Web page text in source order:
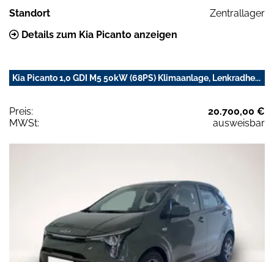
Standort
Zentrallager
Details zum Kia Picanto anzeigen
Kia Picanto 1,0 GDI M5 50kW (68PS) Klimaanlage, Lenkradhe...
Preis:
20.700,00 €
MWSt:
ausweisbar